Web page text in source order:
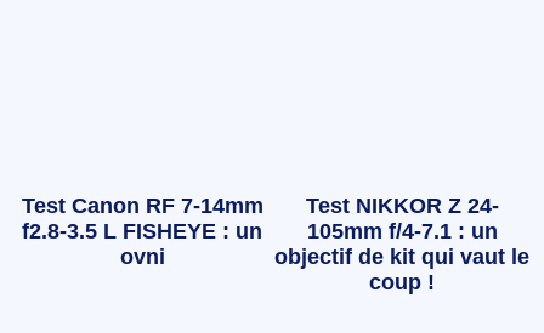
Test Canon RF 7-14mm
f2.8-3.5 L FISHEYE : un
ovni
Test NIKKOR Z 24-
105mm f/4-7.1 : un
objectif de kit qui vaut le
coup !